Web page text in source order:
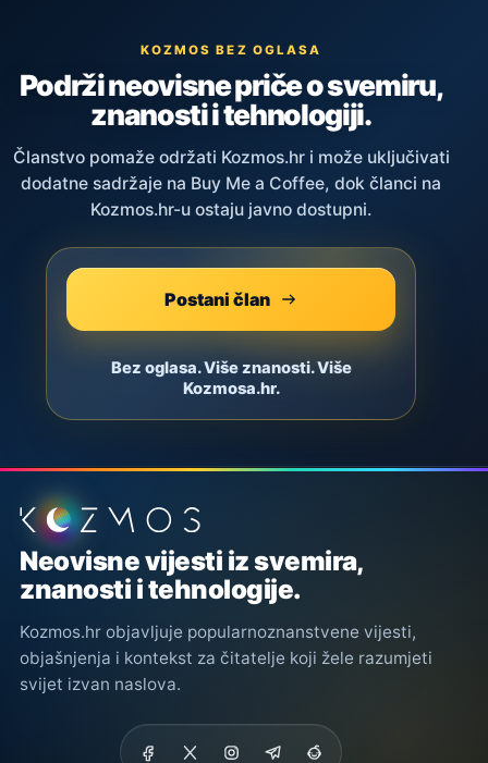
KOZMOS BEZ OGLASA
Podrži neovisne priče o svemiru,
znanosti i tehnologiji.
Članstvo pomaže održati Kozmos.hr i može uključivati
dodatne sadržaje na Buy Me a Coffee, dok članci na
Kozmos.hr-u ostaju javno dostupni.
Postani član
Bez oglasa. Više znanosti. Više
Kozmosa.hr.
Podnožje stranice
Neovisne vijesti iz svemira,
znanosti i tehnologije.
Kozmos.hr objavljuje popularnoznanstvene vijesti,
objašnjenja i kontekst za čitatelje koji žele razumjeti
svijet izvan naslova.